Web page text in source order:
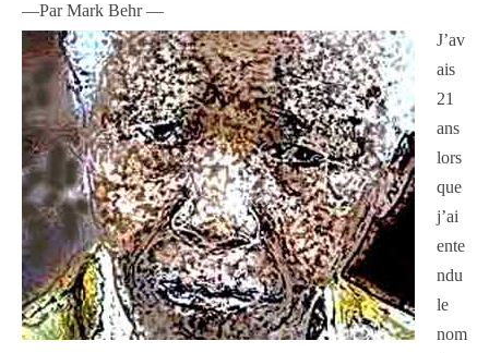
—Par Mark Behr —
J’av
ais
21
ans
lors
que
j’ai
ente
ndu
le
nom